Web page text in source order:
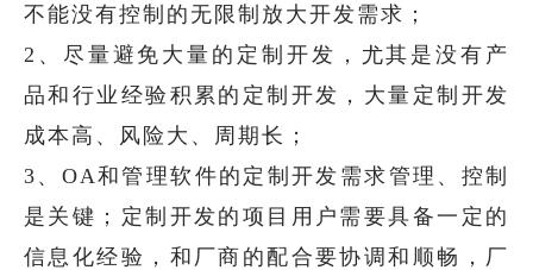
不能没有控制的无限制放大开发需求；
2、尽量避免大量的定制开发，尤其是没有产
品和行业经验积累的定制开发，大量定制开发
成本高、风险大、周期长；
3、OA和管理软件的定制开发需求管理、控制
是关键；定制开发的项目用户需要具备一定的
信息化经验，和厂商的配合要协调和顺畅，厂